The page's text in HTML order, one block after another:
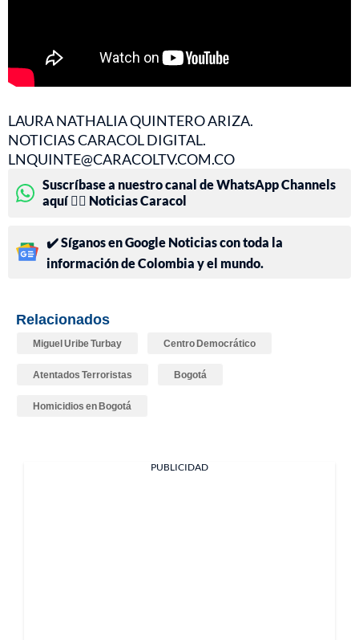
LAURA NATHALIA QUINTERO ARIZA.
NOTICIAS CARACOL DIGITAL.
LNQUINTE@CARACOLTV.COM.CO
Suscríbase a nuestro canal de WhatsApp Channels
aquí 👉🏻 Noticias Caracol
✔️ Síganos en Google Noticias con toda la
información de Colombia y el mundo.
Relacionados
Miguel Uribe Turbay Centro Democrático
Atentados Terroristas Bogotá
Homicidios en Bogotá
PUBLICIDAD